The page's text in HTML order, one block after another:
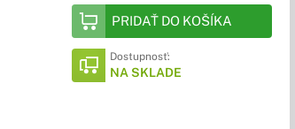
PRIDAŤ DO KOŠÍKA
Dostupnosť:
NA SKLADE